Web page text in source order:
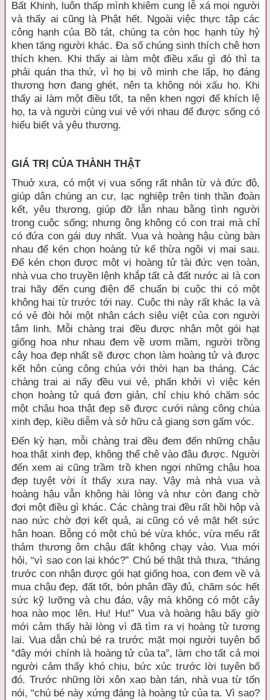
Bất Khinh, luôn thấp mình khiêm cung lễ xá mọi người
và thấy ai cũng là Phật hết. Ngoài việc thực tập các
công hạnh của Bồ tát, chúng ta còn học hạnh tùy hỷ
khen tặng người khác. Đa số chúng sinh thích chê hơn
thích khen. Khi thấy ai làm một điều xấu gì đó thì ta
phải quán tha thứ, vì họ bị vô minh che lấp, họ đáng
thương hơn đang ghét, nên ta không nói xấu họ. Khi
thấy ai làm một điều tốt, ta nên khen ngợi để khích lệ
họ, ta và người cùng vui vẻ với nhau để được sống có
hiểu biết và yêu thương.
GIÁ TRỊ CỦA THÀNH THẬT
Thuở xưa, có một vị vua sống rất nhân từ và đức độ,
giúp dân chúng an cư, lạc nghiệp trên tinh thần đoàn
kết, yêu thương, giúp đỡ lẫn nhau bằng tình người
trong cuộc sống; nhưng ông không có con trai mà chỉ
có đứa con gái duy nhất. Vua và hoàng hậu cùng bàn
nhau để kén chọn hoàng tử kế thừa ngôi vị mai sau.
Để kén chọn được một vị hoàng tử tài đức vẹn toàn,
nhà vua cho truyền lệnh khắp tất cả đất nước ai là con
trai hãy đến cung điện để chuẩn bị cuộc thi có một
không hai từ trước tới nay. Cuộc thi này rất khác lạ và
có vẻ đòi hỏi một nhân cách siêu việt của con người
tâm linh. Mỗi chàng trai đều được nhận một gói hạt
giống hoa như nhau đem về ươm mầm, người trồng
cây hoa đẹp nhất sẽ được chọn làm hoàng tử và được
kết hôn cùng công chúa với thời hạn ba tháng. Các
chàng trai ai nấy đều vui vẻ, phấn khởi vì việc kén
chọn hoàng tử quá đơn giản, chỉ chịu khó chăm sóc
một chậu hoa thật đẹp sẽ được cưới nàng công chúa
xinh đẹp, kiều diễm và sở hữu cả giang sơn gấm vóc.
Đến kỳ hạn, mỗi chàng trai đều đem đến những chậu
hoa thật xinh đẹp, không thể chê vào đâu được. Người
đến xem ai cũng trầm trồ khen ngợi những chậu hoa
đẹp tuyệt vời ít thấy xưa nay. Vậy mà nhà vua và
hoàng hậu vẫn không hài lòng và như còn đang chờ
đợi một điều gì khác. Các chàng trai đều rất hồi hộp và
nao nức chờ đợi kết quả, ai cũng có vẻ mặt hết sức
hân hoan. Bỗng có một chú bé vừa khóc, vừa mếu rất
thảm thương ôm chậu đất không chạy vào. Vua mới
hỏi, “vì sao con lại khóc?” Chú bé thật thà thưa, “tháng
trước con nhận được gói hạt giống hoa, con đem về và
mua chậu đẹp, đất tốt, bón phân đầy đủ, chăm sóc hết
sức kỹ lưỡng và chu đáo, vậy mà không có một cây
hoa nào mọc lên. Hu! Hu!” Vua và hoàng hậu bấy giờ
mới cảm thấy hài lòng vì đã tìm ra vị hoàng tử tương
lai. Vua dẫn chú bé ra trước mặt mọi người tuyên bố
“đây mới chính là hoàng tử của ta”, làm cho tất cả mọi
người cảm thấy khó chịu, bức xúc trước lời tuyên bố
đó. Trước những lời xôn xao bàn tán, nhà vua từ tốn
nói, “chú bé này xứng đáng là hoàng tử của ta. Vì sao?